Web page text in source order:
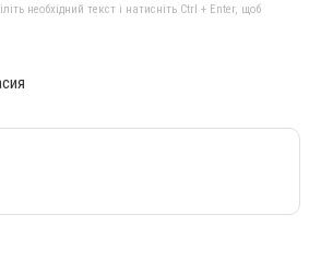
необхідний текст і натисніть Ctrl + Enter, щоб